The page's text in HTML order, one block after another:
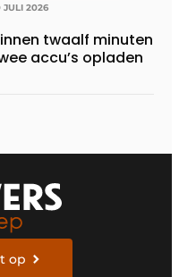
JULI 2026
twaalf minuten
accu’s opladen
op